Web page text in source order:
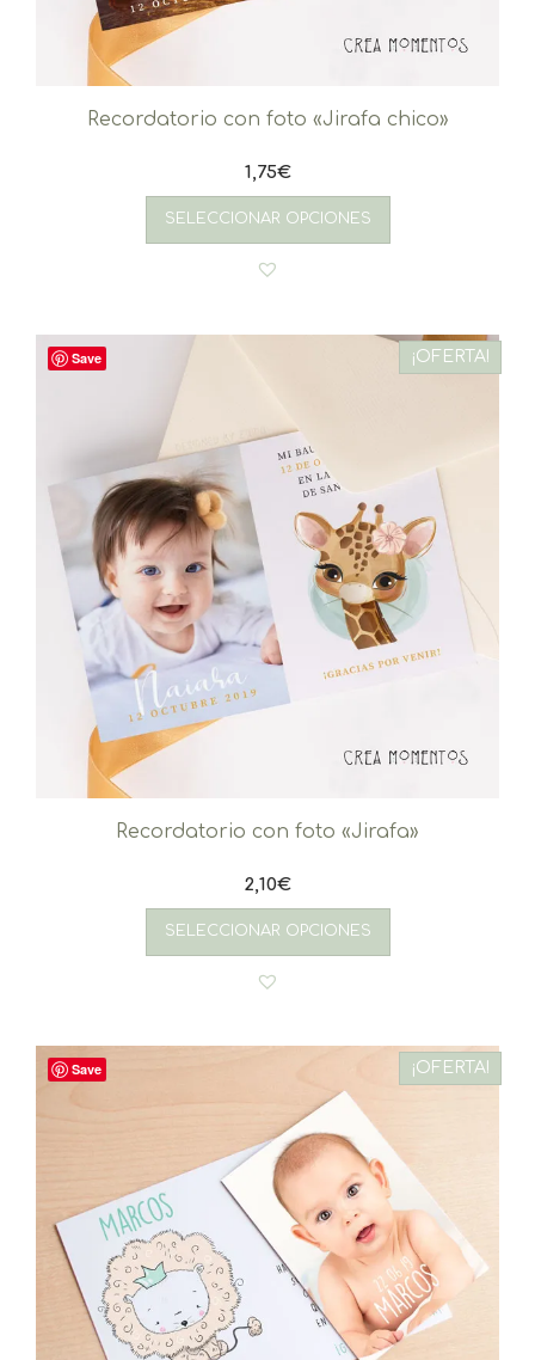
Recordatorio con foto «Jirafa chico»
1,75€
SELECCIONAR OPCIONES
Save ¡OFERTA!
Recordatorio con foto «Jirafa»
2,10€
SELECCIONAR OPCIONES
Save ¡OFERTA!